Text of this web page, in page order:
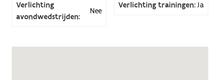
Verlichting
avondwedstrijden:
Nee
Verlichting trainingen: Ja